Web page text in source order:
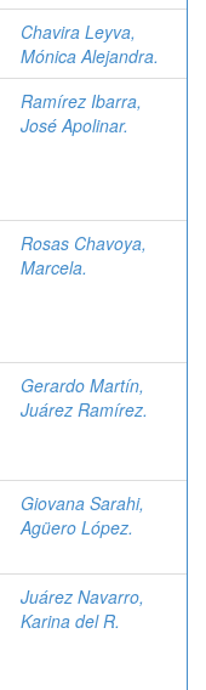
Chavira Leyva,
Mónica Alejandra.
Ramírez Ibarra,
José Apolinar.
Rosas Chavoya,
Marcela.
Gerardo Martín,
Juárez Ramírez.
Giovana Sarahi,
Agüero López.
Juárez Navarro,
Karina del R.